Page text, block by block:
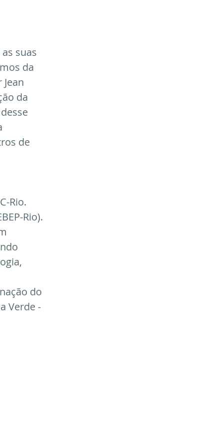
suas
da
da
de
Rio.
Rio).
do
Verde -